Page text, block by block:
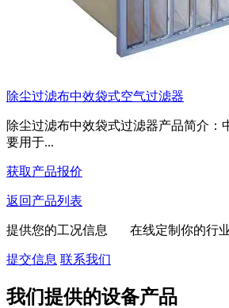
除尘过滤布中效袋式空气过滤器
除尘过滤布中效袋式过滤器产品简介：
要用于...
获取产品报价
返回产品列表
提供您的工况信息 在线定制你的行
提交信息 联系我们
我们提供的设备产品